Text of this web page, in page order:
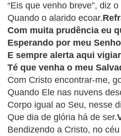
HINOS
CRISTÃOS
TEORIA
MUSICAL
MINI
DOC
REVIEW
“Eis que venho breve”, diz
Quando o alarido ecoar.
Com muita prudência eu
Esperando por meu
E sempre alerta aqui
Té que venha o meu
Com Cristo encontrar-me,
Quando Ele nas nuvens
Corpo igual ao Seu, nesse
Que dia de glória há de ser.
Bendizendo a Cristo, no